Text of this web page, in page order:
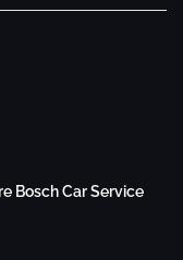
Bosch Car Service